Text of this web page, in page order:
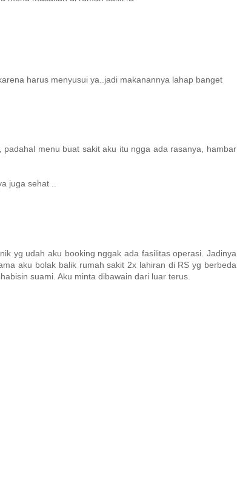
harus menyusui ya..jadi makanannya lahap banget
menu buat sakit aku itu ngga ada rasanya, hambar
juga sehat ..
yg udah aku booking nggak ada fasilitas operasi. Jadinya
aku bolak balik rumah sakit 2x lahiran di RS yg berbeda
suami. Aku minta dibawain dari luar terus.